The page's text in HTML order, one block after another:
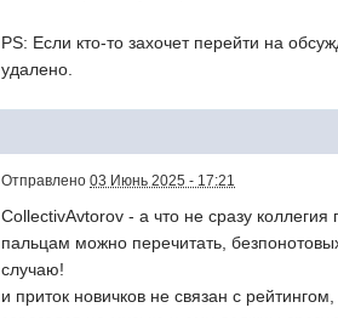
PS: Если кто-то захочет перейти на
удалено.
Отправлено03 Июнь 2025 - 17:21
CollectivAvtorov - а что не сразу коллегия
пальцам можно перечитать,
случаю!
и приток новичков не связан с